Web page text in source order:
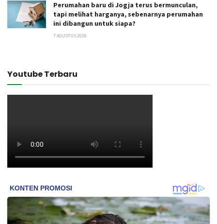
Perumahan baru di Jogja terus bermunculan,
tapi melihat harganya, sebenarnya perumahan
ini dibangun untuk siapa?
7 AGUSTUS 2026
Youtube Terbaru